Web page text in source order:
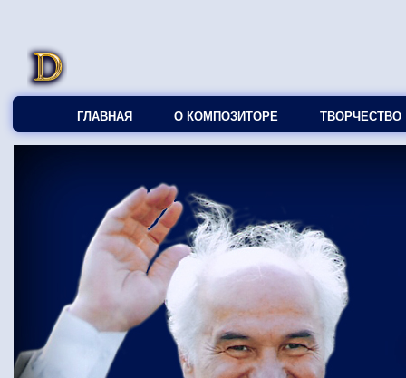
ГЛАВНАЯ О КОМПОЗИТОРЕ ТВОРЧЕСТВО